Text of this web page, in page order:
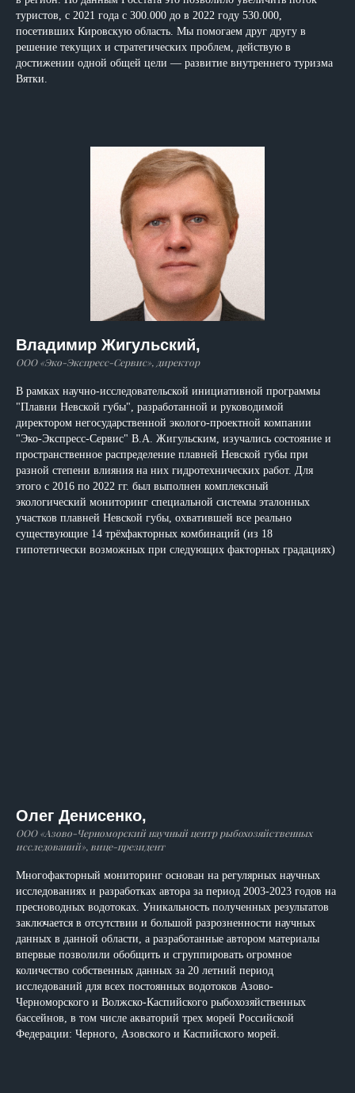
туристов, с 2021 года с 300.000 до в 2022 году 530.000,
посетивших Кировскую область. Мы помогаем друг другу в
решение текущих и стратегических проблем, действую в
достижении одной общей цели — развитие внутреннего туризма
Вятки.
Владимир Жигульский,
ООО «Эко-Экспресс-Сервис», директор
В рамках научно-исследовательской инициативной программы
"Плавни Невской губы", разработанной и руководимой
директором негосударственной эколого-проектной компании
"Эко-Экспресс-Сервис" В.А. Жигульским, изучались состояние и
пространственное распределение плавней Невской губы при
разной степени влияния на них гидротехнических работ. Для
этого с 2016 по 2022 гг. был выполнен комплексный
экологический мониторинг специальной системы эталонных
участков плавней Невской губы, охватившей все реально
существующие 14 трёхфакторных комбинаций (из 18
гипотетически возможных при следующих факторных градациях)
Олег Денисенко,
ООО «Азово-Черноморский научный центр рыбохозяйственных
исследований», вице-президент
Многофакторный мониторинг основан на регулярных научных
исследованиях и разработках автора за период 2003-2023 годов на
пресноводных водотоках. Уникальность полученных результатов
заключается в отсутствии и большой разрозненности научных
данных в данной области, а разработанные автором материалы
впервые позволили обобщить и сгруппировать огромное
количество собственных данных за 20 летний период
исследований для всех постоянных водотоков Азово-
Черноморского и Волжско-Каспийского рыбохозяйственных
бассейнов, в том числе акваторий трех морей Российской
Федерации: Черного, Азовского и Каспийского морей.